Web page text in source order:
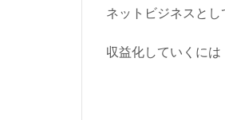
ネットビジネスとし
収益化していくには